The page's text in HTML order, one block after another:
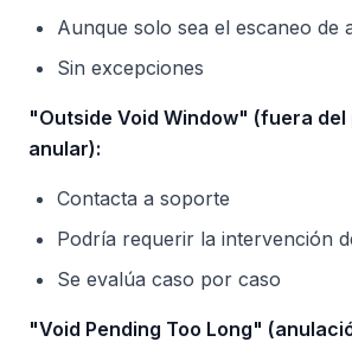
Aunque solo sea el escaneo de
Sin excepciones
"Outside Void Window" (fuera del
anular):
Contacta a soporte
Podría requerir la intervención
Se evalúa caso por caso
"Void Pending Too Long"